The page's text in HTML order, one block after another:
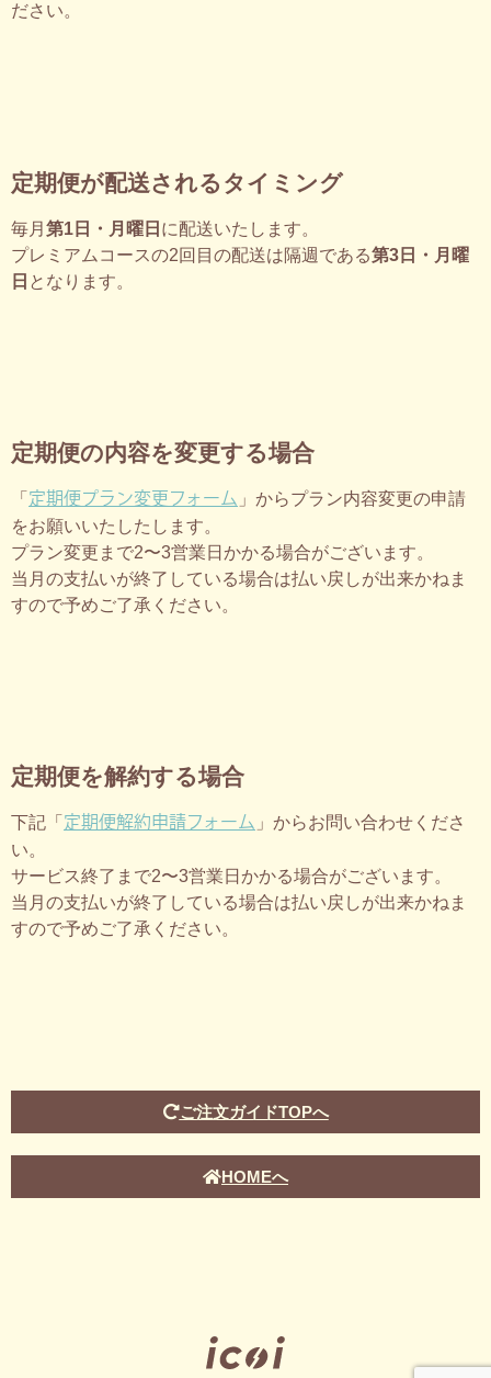
ださい。
定期便が配送されるタイミング
毎月 第1日・月曜日 に配送いたします。
プレミアムコースの2回目の配送は隔週である第3日・月曜
日 となります。
定期便の内容を変更する場合
「 定期便プラン変更フォーム 」からプラン内容変更の申請
をお願いいたしたします。
プラン変更まで2〜3営業日かかる場合がございます。
当月の支払いが終了している場合は払い戻しが出来かねま
すので予めご了承ください。
定期便を解約する場合
下記「 定期便解約申請フォーム 」からお問い合わせくださ
い。
サービス終了まで2〜3営業日かかる場合がございます。
当月の支払いが終了している場合は払い戻しが出来かねま
すので予めご了承ください。
ご注文ガイドTOPへ
HOMEへ